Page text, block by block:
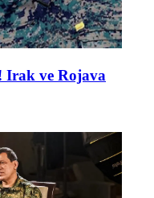
Irak ve Rojava